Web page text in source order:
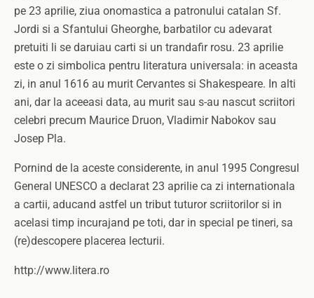
pe 23 aprilie, ziua onomastica a patronului catalan Sf.
Jordi si a Sfantului Gheorghe, barbatilor cu adevarat
pretuiti li se daruiau carti si un trandafir rosu. 23 aprilie
este o zi simbolica pentru literatura universala: in aceasta
zi, in anul 1616 au murit Cervantes si Shakespeare. In alti
ani, dar la aceeasi data, au murit sau s-au nascut scriitori
celebri precum Maurice Druon, Vladimir Nabokov sau
Josep Pla.
Pornind de la aceste considerente, in anul 1995 Congresul
General UNESCO a declarat 23 aprilie ca zi internationala
a cartii, aducand astfel un tribut tuturor scriitorilor si in
acelasi timp incurajand pe toti, dar in special pe tineri, sa
(re)descopere placerea lecturii.
http://www.litera.ro